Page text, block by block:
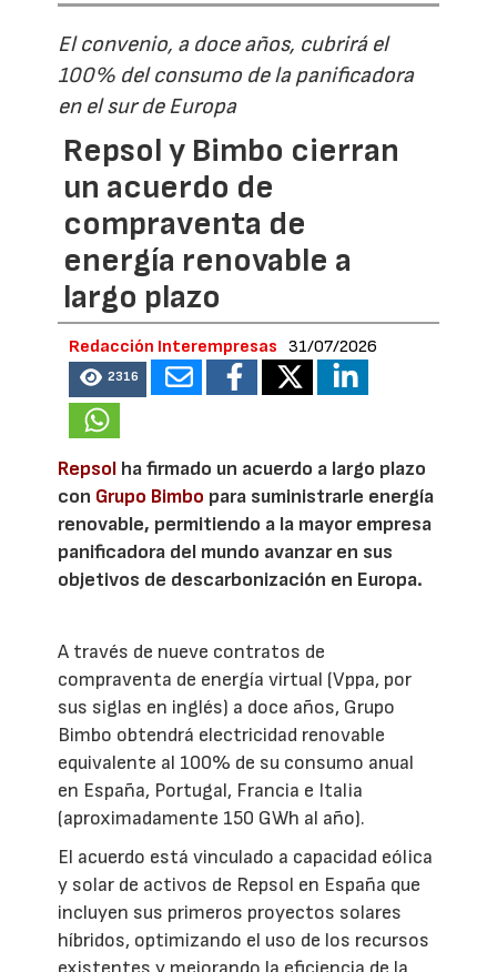
El convenio, a doce años, cubrirá el
100% del consumo de la panificadora
en el sur de Europa
Repsol y Bimbo cierran
un acuerdo de
compraventa de
energía renovable a
largo plazo
Redacción Interempresas 31/07/2026
2316
Repsol ha firmado un acuerdo a largo plazo
con Grupo Bimbo para suministrarle energía
renovable, permitiendo a la mayor empresa
panificadora del mundo avanzar en sus
objetivos de descarbonización en Europa.
A través de nueve contratos de
compraventa de energía virtual (Vppa, por
sus siglas en inglés) a doce años, Grupo
Bimbo obtendrá electricidad renovable
equivalente al 100% de su consumo anual
en España, Portugal, Francia e Italia
(aproximadamente 150 GWh al año).
El acuerdo está vinculado a capacidad eólica
y solar de activos de Repsol en España que
incluyen sus primeros proyectos solares
híbridos, optimizando el uso de los recursos